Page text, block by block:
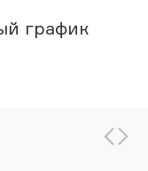
график